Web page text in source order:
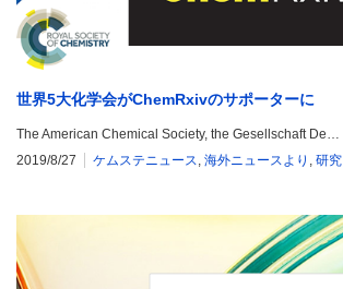
世界5大化学会がChemRxivのサポーターに
The American Chemical Society, the Gesellschaft De…
2019/8/27
ケムステニュース, 海外ニュースより , 研究